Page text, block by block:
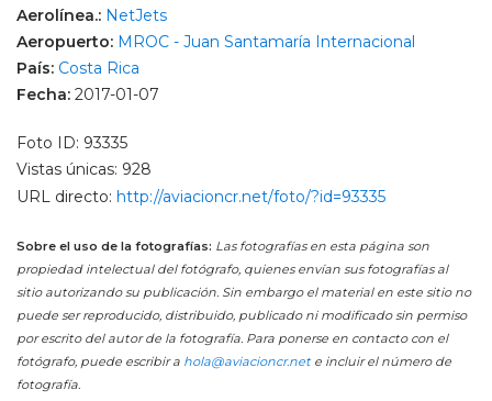
Aerolínea.: NetJets
Aeropuerto: MROC - Juan Santamaría Internacional
País: Costa Rica
Fecha: 2017-01-07
Foto ID: 93335
Vistas únicas: 928
URL directo: http://aviacioncr.net/foto/?id=93335
Sobre el uso de la fotografías: Las fotografías en esta página son
propiedad intelectual del fotógrafo, quienes envían sus fotografías al
sitio autorizando su publicación. Sin embargo el material en este sitio no
puede ser reproducido, distribuido, publicado ni modificado sin permiso
por escrito del autor de la fotografía. Para ponerse en contacto con el
fotógrafo, puede escribir a hola@aviacioncr.nete incluir el número de
fotografía.